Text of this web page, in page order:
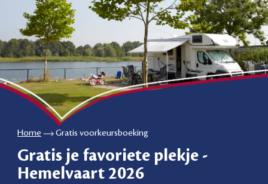
Home Gratis voorkeursboeking
Gratis je favoriete plekje -
Hemelvaart 2026